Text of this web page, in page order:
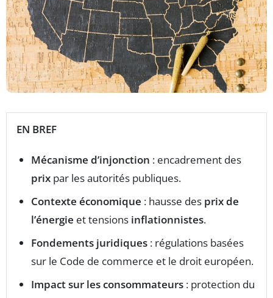
EN BREF
Mécanisme d’injonction : encadrement des
prix par les autorités publiques.
Contexte économique : hausse des prix de
l’énergie et tensions inflationnistes.
Fondements juridiques : régulations basées
sur le Code de commerce et le droit européen.
Impact sur les consommateurs : protection du